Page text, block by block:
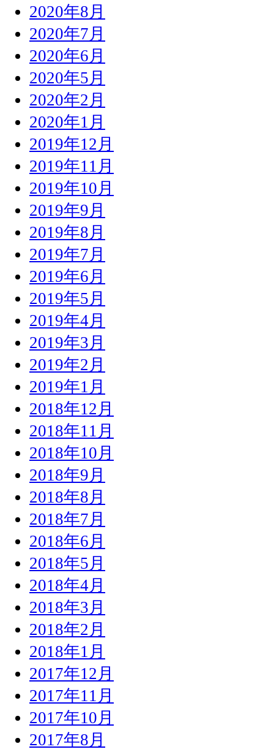
2020年8月
2020年7月
2020年6月
2020年5月
2020年2月
2020年1月
2019年12月
2019年11月
2019年10月
2019年9月
2019年8月
2019年7月
2019年6月
2019年5月
2019年4月
2019年3月
2019年2月
2019年1月
2018年12月
2018年11月
2018年10月
2018年9月
2018年8月
2018年7月
2018年6月
2018年5月
2018年4月
2018年3月
2018年2月
2018年1月
2017年12月
2017年11月
2017年10月
2017年8月